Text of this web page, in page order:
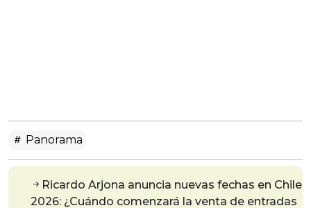
Panorama
Ricardo Arjona anuncia nuevas fechas en Chile
2026: ¿Cuándo comenzará la venta de entradas